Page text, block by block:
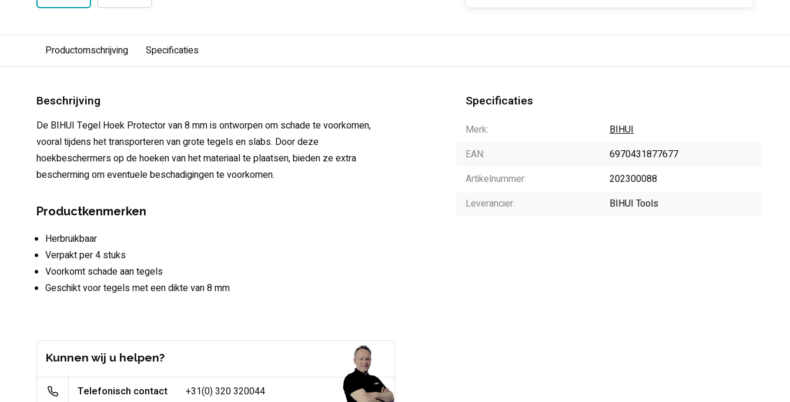
Productomschrijving Specificaties
Beschrijving
De BIHUI Tegel Hoek Protector van 8 mm is ontworpen om schade te voorkomen,
vooral tijdens het transporteren van grote tegels en slabs. Door deze
hoekbeschermers op de hoeken van het materiaal te plaatsen, bieden ze extra
bescherming om eventuele beschadigingen te voorkomen.
Productkenmerken
Herbruikbaar
Verpakt per 4 stuks
Voorkomt schade aan tegels
Geschikt voor tegels met een dikte van 8 mm
Kunnen wij u helpen?
Telefonisch contact +31(0) 320 320044
Specificaties
Merk:
BIHUI
EAN:
6970431877677
Artikelnummer:
202300088
Leverancier:
BIHUI Tools